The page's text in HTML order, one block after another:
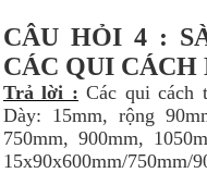
CÂU HỎI 4 :
CÁC QUI CÁCH
Trả lời : Các qui cách
Dày: 15mm, rộng
750mm, 900mm,
15x90x600mm/750mm/